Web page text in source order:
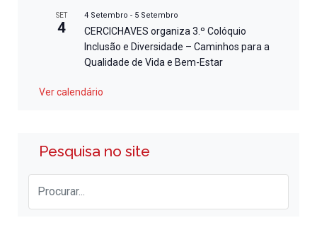
SET
4
4 Setembro - 5 Setembro
CERCICHAVES organiza 3.º Colóquio
Inclusão e Diversidade – Caminhos para a
Qualidade de Vida e Bem-Estar
Ver calendário
Pesquisa no site